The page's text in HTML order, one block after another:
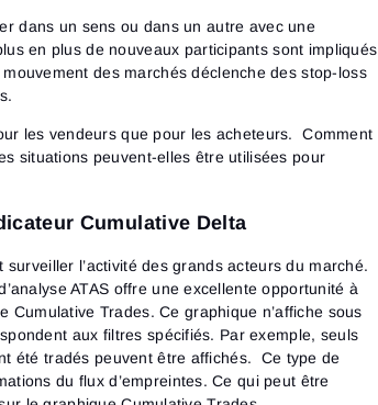
dans un sens ou dans un autre avec une
en plus de nouveaux participants sont impliqués
des marchés déclenche des stop-loss
les vendeurs que pour les acheteurs. Comment
situations peuvent-elles être utilisées pour
Cumulative Delta
l’activité des grands acteurs du marché.
ATAS offre une excellente opportunité à
Trades. Ce graphique n’affiche sous
aux filtres spécifiés. Par exemple, seuls
été tradés peuvent être affichés. Ce type de
du flux d’empreintes. Ce qui peut être